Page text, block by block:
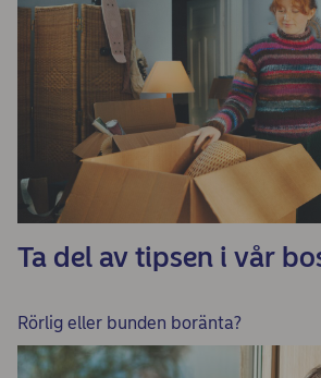
Ta del av tipsen i vår
Rörlig eller bunden boränta?